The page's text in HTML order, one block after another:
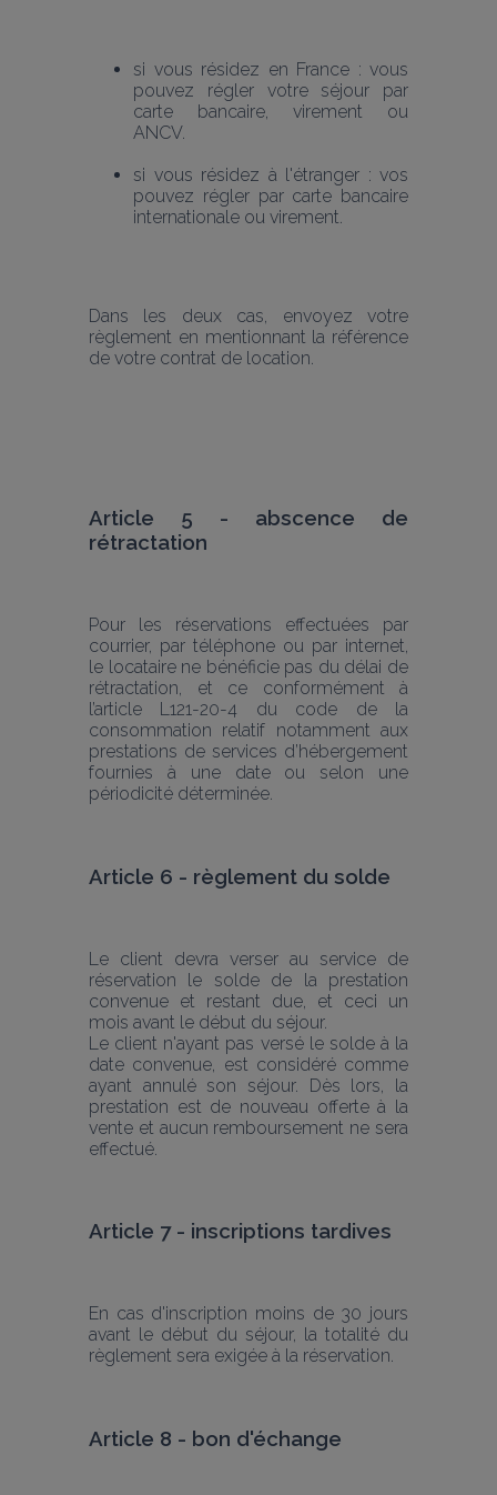
si vous résidez en France : vous
pouvez régler votre séjour par
carte bancaire, virement ou
ANCV.
si vous résidez à l'étranger : vos
pouvez régler par carte bancaire
internationale ou virement.
Dans les deux cas, envoyez votre
règlement en mentionnant la référence
de votre contrat de location.
Article 5 - abscence de
rétractation
Pour les réservations effectuées par
courrier, par téléphone ou par internet,
le locataire ne bénéficie pas du délai de
rétractation, et ce conformément à
l’article L121-20-4 du code de la
consommation relatif notamment aux
prestations de services d’hébergement
fournies à une date ou selon une
périodicité déterminée.
Article 6 - règlement du solde
Le client devra verser au service de
réservation le solde de la prestation
convenue et restant due, et ceci un
mois avant le début du séjour.
Le client n'ayant pas versé le solde à la
date convenue, est considéré comme
ayant annulé son séjour. Dès lors, la
prestation est de nouveau offerte à la
vente et aucun remboursement ne sera
effectué.
Article 7 - inscriptions tardives
En cas d'inscription moins de 30 jours
avant le début du séjour, la totalité du
règlement sera exigée à la réservation.
Article 8 - bon d'échange